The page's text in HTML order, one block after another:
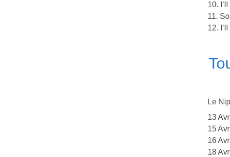
10.
11.
12.
Le
13
15
16
18